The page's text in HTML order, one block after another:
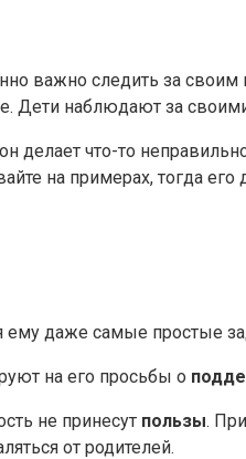
важно следить за
Дети наблюдают за
что-то
на примерах, тогда
ему даже самые простые
на его просьбы о
не принесут пользы.
от родителей.